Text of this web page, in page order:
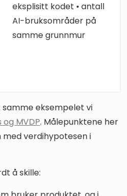
eksplisitt kodet • antall
AI-bruksområder på
samme grunnmur
eksempelet vi
MVDP. Målepunktene her
verdihypotesen i
å skille: